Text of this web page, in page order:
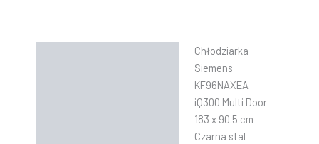
Chłodziarka
Siemens
KF96NAXEA
iQ300 Multi Door
183 x 90.5 cm
Czarna stal